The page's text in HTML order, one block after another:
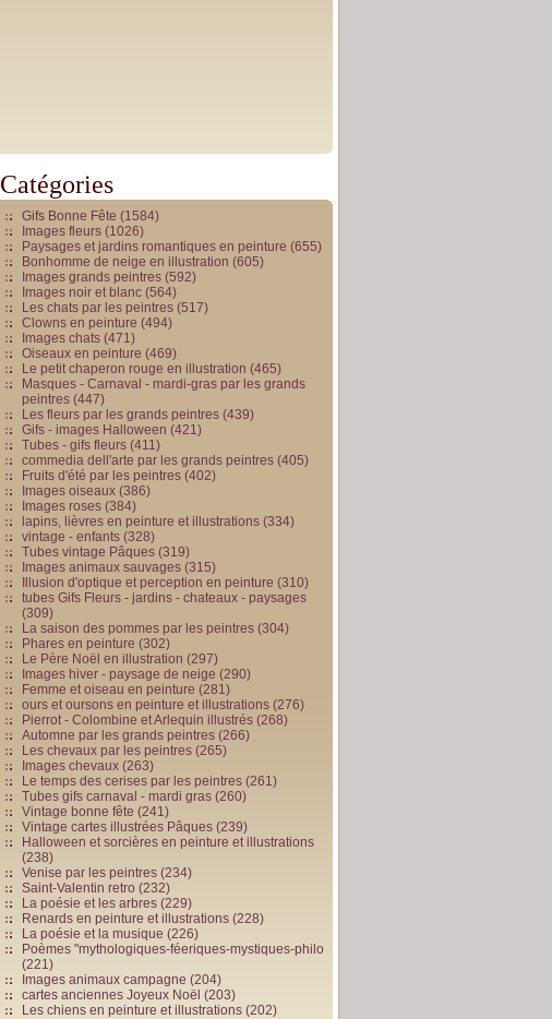
Catégories
Gifs Bonne Fête (1584)
Images fleurs (1026)
Paysages et jardins romantiques en peinture (655)
Bonhomme de neige en illustration (605)
Images grands peintres (592)
Images noir et blanc (564)
Les chats par les peintres (517)
Clowns en peinture (494)
Images chats (471)
Oiseaux en peinture (469)
Le petit chaperon rouge en illustration (465)
Masques - Carnaval - mardi-gras par les grands
peintres (447)
Les fleurs par les grands peintres (439)
Gifs - images Halloween (421)
Tubes - gifs fleurs (411)
commedia dell'arte par les grands peintres (405)
Fruits d'été par les peintres (402)
Images oiseaux (386)
Images roses (384)
lapins, lièvres en peinture et illustrations (334)
vintage - enfants (328)
Tubes vintage Pâques (319)
Images animaux sauvages (315)
Illusion d'optique et perception en peinture (310)
tubes Gifs Fleurs - jardins - chateaux - paysages
(309)
La saison des pommes par les peintres (304)
Phares en peinture (302)
Le Père Noël en illustration (297)
Images hiver - paysage de neige (290)
Femme et oiseau en peinture (281)
ours et oursons en peinture et illustrations (276)
Pierrot - Colombine et Arlequin illustrés (268)
Automne par les grands peintres (266)
Les chevaux par les peintres (265)
Images chevaux (263)
Le temps des cerises par les peintres (261)
Tubes gifs carnaval - mardi gras (260)
Vintage bonne fête (241)
Vintage cartes illustrées Pâques (239)
Halloween et sorcières en peinture et illustrations
(238)
Venise par les peintres (234)
Saint-Valentin retro (232)
La poésie et les arbres (229)
Renards en peinture et illustrations (228)
La poésie et la musique (226)
Poèmes "mythologiques-féeriques-mystiques-philo
(221)
Images animaux campagne (204)
cartes anciennes Joyeux Noël (203)
Les chiens en peinture et illustrations (202)